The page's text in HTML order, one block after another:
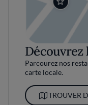
Découvrez
Parcourez nos
carte locale.
TROUVER